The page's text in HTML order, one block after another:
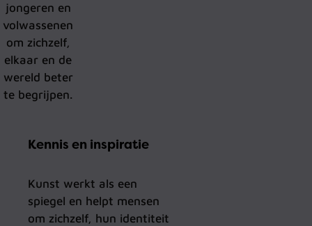
jongeren en
volwassenen
om zichzelf,
elkaar en de
wereld beter
te begrijpen.
Kennis en inspiratie
Kunst werkt als een
spiegel en helpt mensen
om zichzelf, hun identiteit